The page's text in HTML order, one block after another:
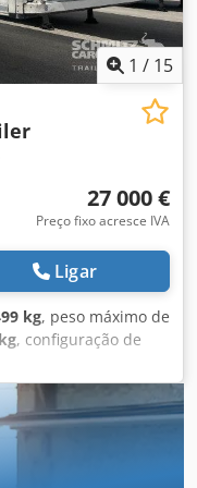
e 2x7 pinos, Anti-
Cjdpfx Aezqg
1 / 15
27 000 €
Preço fixo acresce IVA
Ligar
kg, peso máximo de
, configuração de
do espaço de carga:
2 700 mm, volume
ar, tamanho do
admissível: 35000